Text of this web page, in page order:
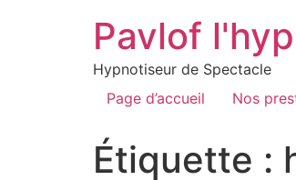
Pavlof
Hypnotiseur de Spectacle
Page d’accueil
Nos
Étiquette :